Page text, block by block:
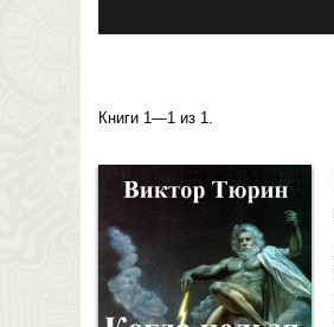
Книги 1—1 из 1.